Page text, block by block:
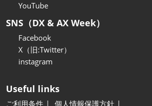
YouTube
SNS（DX & AX Week）
Facebook
X（旧:Twitter）
instagram
Useful links
ご利用条件
個人情報保護方針